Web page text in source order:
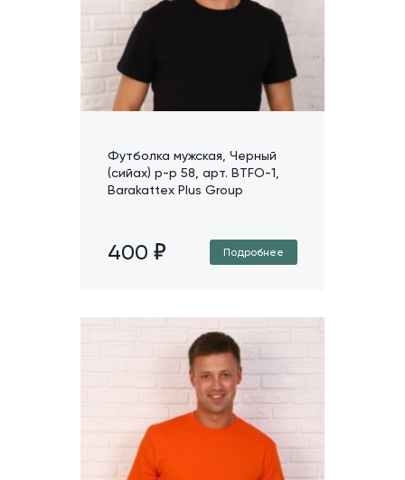
Футболка мужская, Черный
(сийах) р-р 58, арт. BTFO-1,
Barakattex Plus Group
400 Подробнее